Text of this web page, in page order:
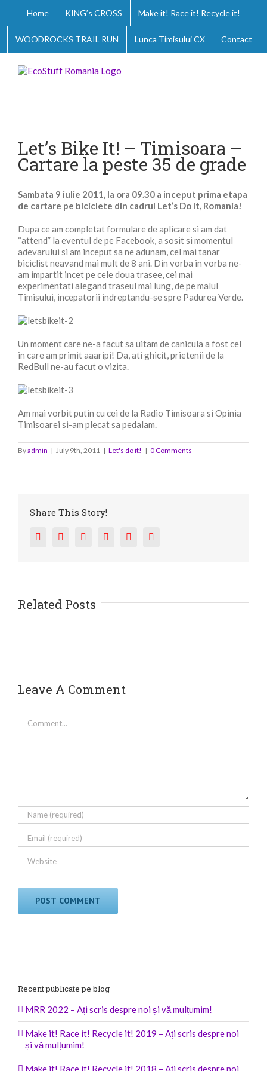
content
Home KING’s CROSS Make it! Race it! Recycle it!
WOODROCKS TRAIL RUN Lunca Timisului CX Contact
Image
Let’s Bike It! – Timisoara –
Cartare la peste 35 de grade
Sambata 9 iulie 2011, la ora 09.30 a inceput prima etapa
de cartare pe biciclete din cadrul Let’s Do It, Romania!
Dupa ce am completat formulare de aplicare si am dat
“attend” la eventul de pe Facebook, a sosit si momentul
adevarului si am inceput sa ne adunam, cel mai tanar
biciclist neavand mai mult de 8 ani. Din vorba in vorba ne-
am impartit incet pe cele doua trasee, cei mai
experimentati alegand traseul mai lung, de pe malul
Timisului, incepatorii indreptandu-se spre Padurea Verde.
Un moment care ne-a facut sa uitam de canicula a fost cel
in care am primit aaaripi! Da, ati ghicit, prietenii de la
RedBull ne-au facut o vizita.
Am mai vorbit putin cu cei de la Radio Timisoara si Opinia
Timisoarei si-am plecat sa pedalam.
Byadmin | July 9th, 2011 | Let's do it! | 0 Comments
Share This Story!
FacebookTwitter Reddit LinkedInTumblr
Related Posts
Leave A Comment
Recent publicate pe blog
MRR 2022 – Ați scris despre noi și vă mulțumim!
Make it! Race it! Recycle it! 2019 – Ați scris despre noi
și vă mulțumim!